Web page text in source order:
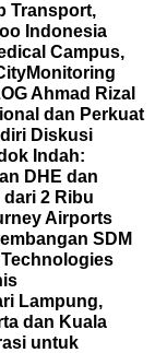
Transport,
Indonesia
Campus,
Monitoring
Ahmad Rizal
dan Perkuat
Diskusi
Indah:
DHE dan
dari 2 Ribu
Airports
SDM
Lampung,
dan Kuala
untuk